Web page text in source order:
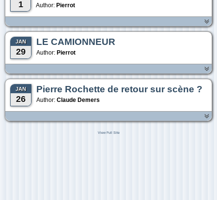
1 Author: Pierrot
JAN
29
LE CAMIONNEUR
Author: Pierrot
JAN
26
Pierre Rochette de retour sur scène ?
Author: Claude Demers
View Full Site